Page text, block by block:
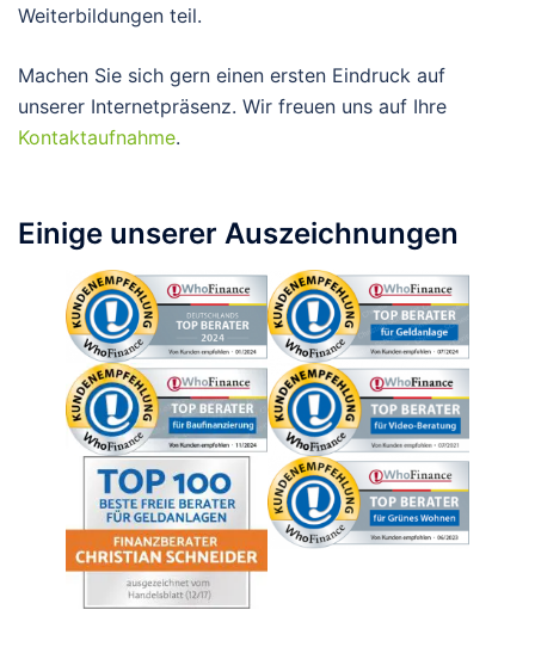
Weiterbildungen teil.
Machen Sie sich gern einen ersten Eindruck auf
unserer Internetpräsenz. Wir freuen uns auf Ihre
Kontaktaufnahme.
Einige unserer Auszeichnungen